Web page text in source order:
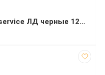
Пакеты для мусора PRO service ЛД черные 120 л 20 штук 70х109 сантиметров